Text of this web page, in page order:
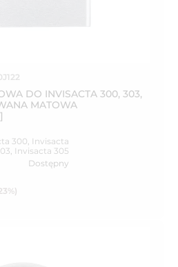
DO INVISACTA 300, 303,
MATOWA
300, Invisacta
, Invisacta 305
Dostępny